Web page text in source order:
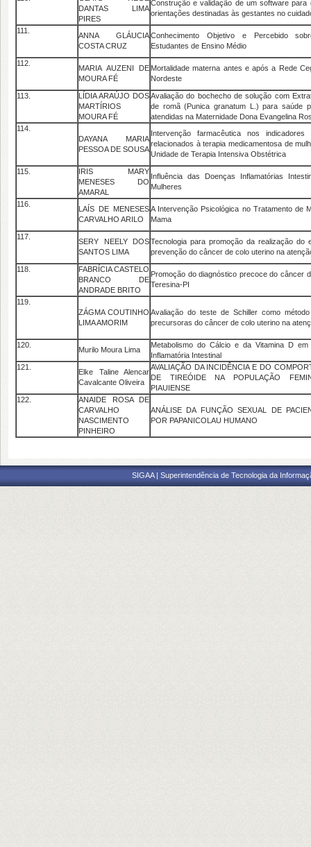
DANTAS LIMA
PIRES
Construção e validação de um software para
orientações destinadas às gestantes no
111.
ANNA GLÁUCIA
COSTA CRUZ
Conhecimento Objetivo e Percebido
Estudantes de Ensino Médio
112.
MARIA AUZENI DE
MOURA FÉ
Mortalidade materna antes e após a Rede
Nordeste
113.
LÍDIA ARAÚJO DOS
MARTÍRIOS
MOURA FÉ
Avaliação do bochecho de solução com
de romã (Punica granatum L.) para saúde
atendidas na Maternidade Dona Evangelina
114.
DAYANA MARIA
PESSOA DE SOUSA
Intervenção farmacêutica nos
relacionados à terapia medicamentosa de
Unidade de Terapia Intensiva Obstétrica
115.
IRIS MARY
MENESES DO
AMARAL
Influência das Doenças Inflamatórias
Mulheres
116.
LAÍS DE MENESES
CARVALHO ARILO
A Intervenção Psicológica no Tratamento de
Mama
117.
SERY NEELY DOS
SANTOS LIMA
Tecnologia para promoção da realização do
prevenção do câncer de colo uterino na
118.
FABRÍCIA CASTELO
BRANCO DE
ANDRADE BRITO
Promoção do diagnóstico precoce do câncer
Teresina-PI
119.
ZÁGMA COUTINHO
LIMA AMORIM
Avaliação do teste de Schiller como
precursoras do câncer de colo uterino na
120.
Murilo Moura Lima
Metabolismo do Cálcio e da Vitamina D
Inflamatória Intestinal
121.
Elke Taline Alencar
Cavalcante Oliveira
AVALIAÇÃO DA INCIDÊNCIA E DO
DE TIREÓIDE NA POPULAÇÃO
PIAUIENSE
122.
ANAIDE ROSA DE
CARVALHO
NASCIMENTO
PINHEIRO
ANÁLISE DA FUNÇÃO SEXUAL DE
POR PAPANICOLAU HUMANO
SIGAA | Superintendência de Tecnologia da